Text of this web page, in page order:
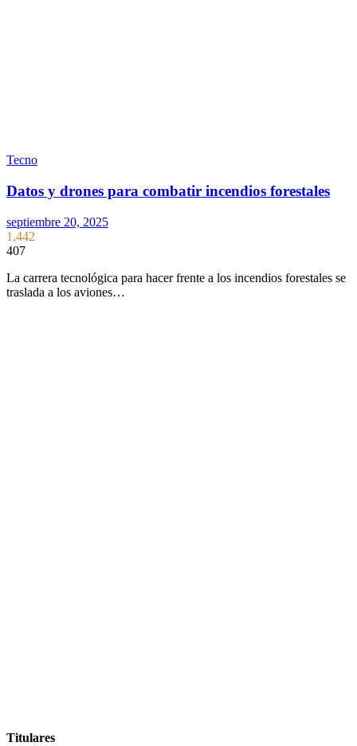
Tecno
Datos y drones para combatir incendios forestales
septiembre 20, 2025
1,442
407
La carrera tecnológica para hacer frente a los incendios forestales se
traslada a los aviones…
Titulares